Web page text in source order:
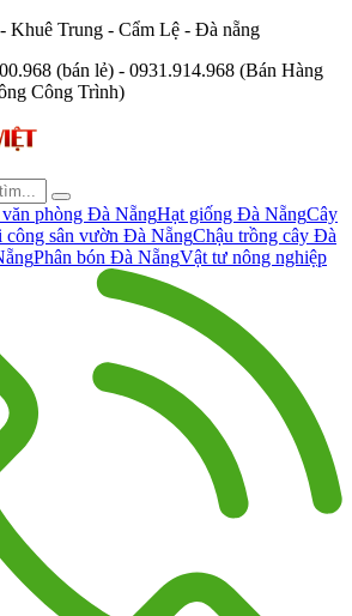
Khuê Trung - Cẩm Lệ - Đà nẵng
(bán lẻ) - 0931.914.968 (Bán Hàng
Công Trình)
phòng Đà NẵngHạt giống Đà NẵngCây
công sân vườn Đà NẵngChậu trồng cây Đà
Phân bón Đà NẵngVật tư nông nghiệp